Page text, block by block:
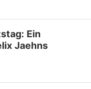
Ein
Jaehns